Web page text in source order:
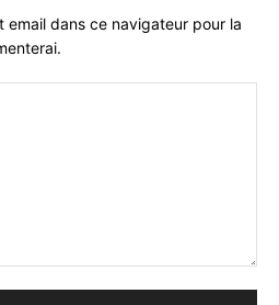
email dans ce navigateur pour la